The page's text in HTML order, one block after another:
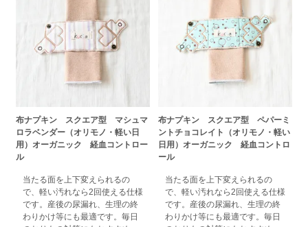
布ナプキン スクエア型 マシュマ
ロラベンダー（オリモノ・軽い日
用）オーガニック 経血コントロー
ル
当たる面を上下変えられるの
で、軽い汚れなら2回使える仕様
です。産後の尿漏れ、生理の終
わりかけ等にも最適です。毎日
布ナプキン スクエア型 ペパーミ
ントチョコレイト（オリモノ・軽い
日用）オーガニック 経血コントロ
ール
当たる面を上下変えられるの
で、軽い汚れなら2回使える仕様
です。産後の尿漏れ、生理の終
わりかけ等にも最適です。毎日